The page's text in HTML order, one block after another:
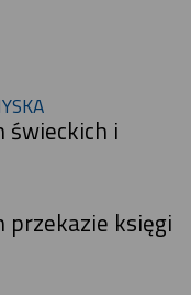
świeckich i
przekazie księgi